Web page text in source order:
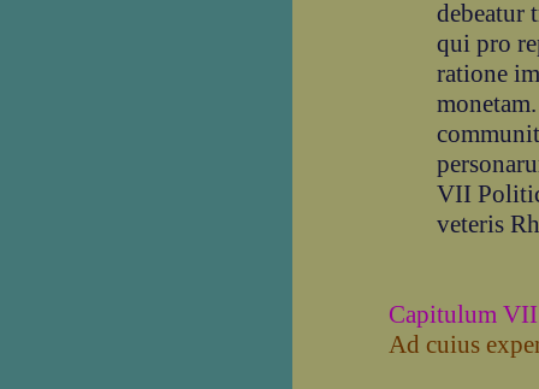
debeatur
qui pro
ratione
VII
veteris
Capitulum VII
Ad cuius